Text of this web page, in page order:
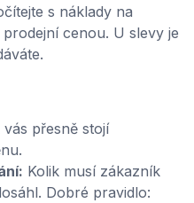
s náklady na
cenou. U slevy je
vás přesně stojí
Kolik musí zákazník
Dobré pravidlo: